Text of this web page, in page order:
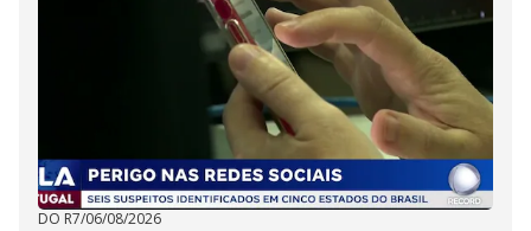
DO R7/06/08/2026